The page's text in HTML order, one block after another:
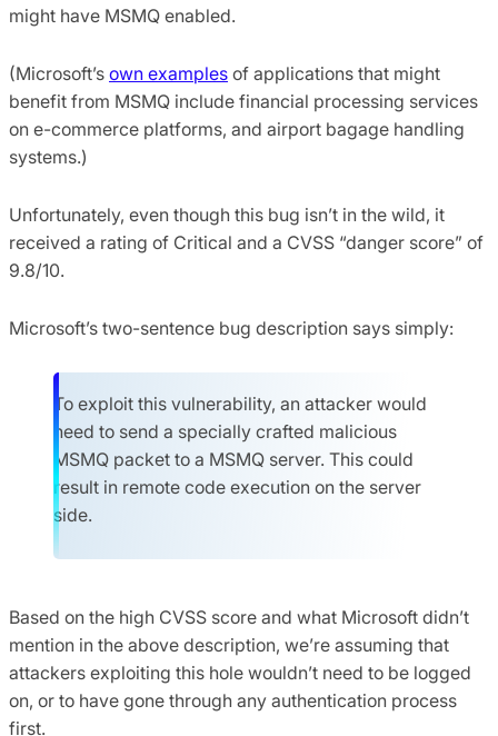
might have MSMQ enabled.
(Microsoft’s own examples of applications that might
benefit from MSMQ include financial processing services
on e-commerce platforms, and airport bagage handling
systems.)
Unfortunately, even though this bug isn’t in the wild, it
received a rating of Critical and a CVSS “danger score” of
9.8/10.
Microsoft’s two-sentence bug description says simply:
To exploit this vulnerability, an attacker would
need to send a specially crafted malicious
MSMQ packet to a MSMQ server. This could
result in remote code execution on the server
side.
Based on the high CVSS score and what Microsoft didn’t
mention in the above description, we’re assuming that
attackers exploiting this hole wouldn’t need to be logged
on, or to have gone through any authentication process
first.